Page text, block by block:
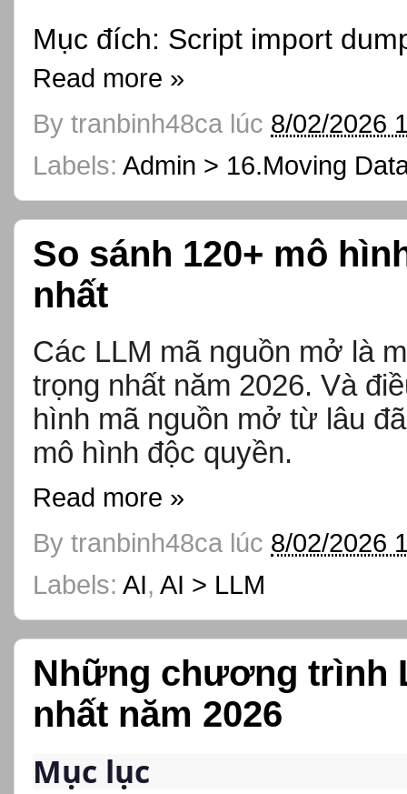
Mục đích: Script import
Read more »
By tranbinh48ca lúc 8/02/2026
Labels: Admin > 16.Moving
So sánh 120+ mô
nhất
Các LLM mã nguồn mở là
trọng nhất năm 2026. Và
hình mã nguồn mở từ lâu
mô hình độc quyền.
Read more »
By tranbinh48ca lúc 8/02/2026
Labels: AI, AI > LLM
Những chương trình
nhất năm 2026
Mục lục